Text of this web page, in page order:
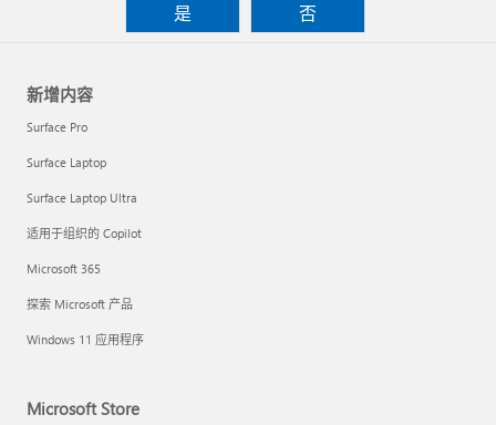
是
否
新增内容
Surface Pro
Surface Laptop
Surface Laptop Ultra
适用于组织的 Copilot
Microsoft 365
探索 Microsoft 产品
Windows 11 应用程序
Microsoft Store